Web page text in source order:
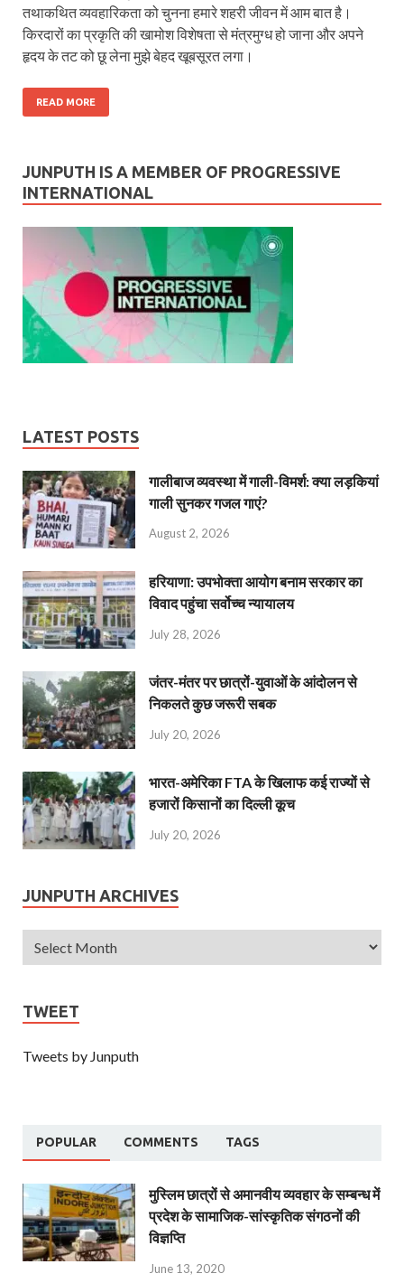
तथाकथित व्यवहारिकता को चुनना हमारे शहरी जीवन में आम बात है।
किरदारों का प्रकृति की खामोश विशेषता से मंत्रमुग्ध हो जाना और अपने
हृदय के तट को छू लेना मुझे बेहद खूबसूरत लगा।
READ MORE
JUNPUTH IS A MEMBER OF PROGRESSIVE
INTERNATIONAL
LATEST POSTS
गालीबाज व्‍यवस्‍था में गाली-विमर्श: क्या लड़कियां
गाली सुनकर गजल गाएं?
August 2, 2026
हरियाणा: उपभोक्ता आयोग बनाम सरकार का
विवाद पहुंचा सर्वोच्च न्यायालय
July 28, 2026
जंतर-मंतर पर छात्रों-युवाओं के आंदोलन से
निकलते कुछ जरूरी सबक
July 20, 2026
भारत-अमेरिका FTA के खिलाफ कई राज्यों से
हजारों किसानों का दिल्ली कूच
July 20, 2026
JUNPUTH ARCHIVES
TWEET
Tweets by Junputh
POPULAR COMMENTS TAGS
मुस्लिम छात्रों से अमानवीय व्यवहार के सम्बन्ध में
प्रदेश के सामाजिक-सांस्कृतिक संगठनों की
विज्ञप्ति
June 13, 2020